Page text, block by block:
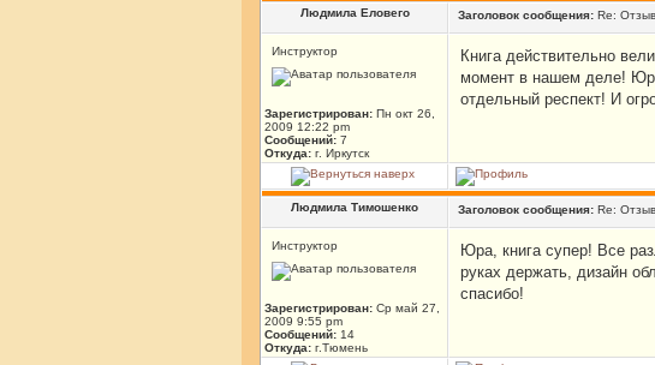
Людмила Еловего Заголовок сообщения: Re:
Инструктор
Зарегистрирован: Пн окт 26,
2009 12:22 pm
Сообщений: 7
Откуда: г. Иркутск
Книга действительно
момент в нашем деле!
отдельный респект! И
Людмила Тимошенко Заголовок сообщения: Re:
Инструктор
Зарегистрирован: Ср май 27,
2009 9:55 pm
Сообщений: 14
Откуда: г.Тюмень
Юра, книга супер! Все
руках держать, дизайн
спасибо!